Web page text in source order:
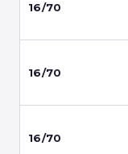
16/70
16/70
16/70